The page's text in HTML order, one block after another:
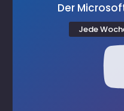
Der
Jede